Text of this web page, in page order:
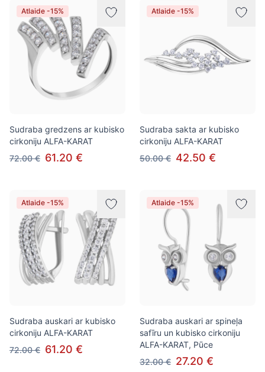
Atlaide -15%
Sudraba gredzens ar kubisko
cirkoniju ALFA-KARAT
72.00 € 61.20 €
Atlaide -15%
Sudraba sakta ar kubisko
cirkoniju ALFA-KARAT
50.00 € 42.50 €
Atlaide -15%
Sudraba auskari ar kubisko
cirkoniju ALFA-KARAT
72.00 € 61.20 €
Atlaide -15%
Sudraba auskari ar spineļa
safīru un kubisko cirkoniju
ALFA-KARAT, Pūce
32.00 € 27.20 €